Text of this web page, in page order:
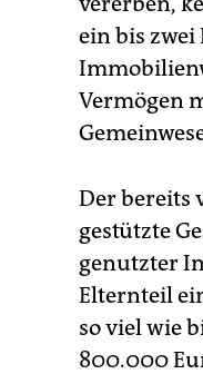
ein bis
Vermögen
Der bereits
gestützte
genutzter
Elternteil
so viel wie
800.000